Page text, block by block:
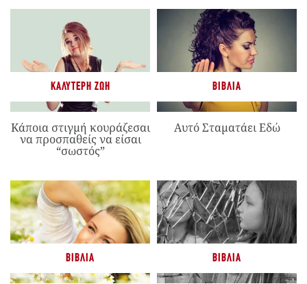
ΚΑΛΎΤΕΡΗ ΖΩΉ
Κάποια στιγμή κουράζεσαι
να προσπαθείς να είσαι
“σωστός”
ΒΙΒΛΊΑ
Αυτό Σταματάει Εδώ
ΒΙΒΛΊΑ ΒΙΒΛΊΑ